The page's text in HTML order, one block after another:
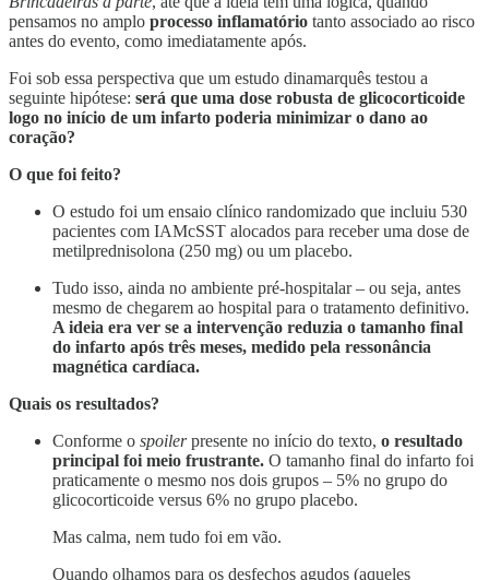
pensamos no amplo processo inflamatório tanto associado ao risco
antes do evento, como imediatamente após.
Foi sob essa perspectiva que um estudo dinamarquês testou a
seguinte hipótese: será que uma dose robusta de glicocorticoide
logo no início de um infarto poderia minimizar o dano ao
coração?
O que foi feito?
O estudo foi um ensaio clínico randomizado que incluiu 530
pacientes com IAMcSST alocados para receber uma dose de
metilprednisolona (250 mg) ou um placebo.
Tudo isso, ainda no ambiente pré-hospitalar – ou seja, antes
mesmo de chegarem ao hospital para o tratamento definitivo.
A ideia era ver se a intervenção reduzia o tamanho final
do infarto após três meses, medido pela ressonância
magnética cardíaca.
Quais os resultados?
Conforme o spoilerpresente no início do texto, o resultado
principal foi meio frustrante. O tamanho final do infarto foi
praticamente o mesmo nos dois grupos – 5% no grupo do
glicocorticoide versus 6% no grupo placebo.
Mas calma, nem tudo foi em vão.
Quando olhamos para os desfechos agudos (aqueles